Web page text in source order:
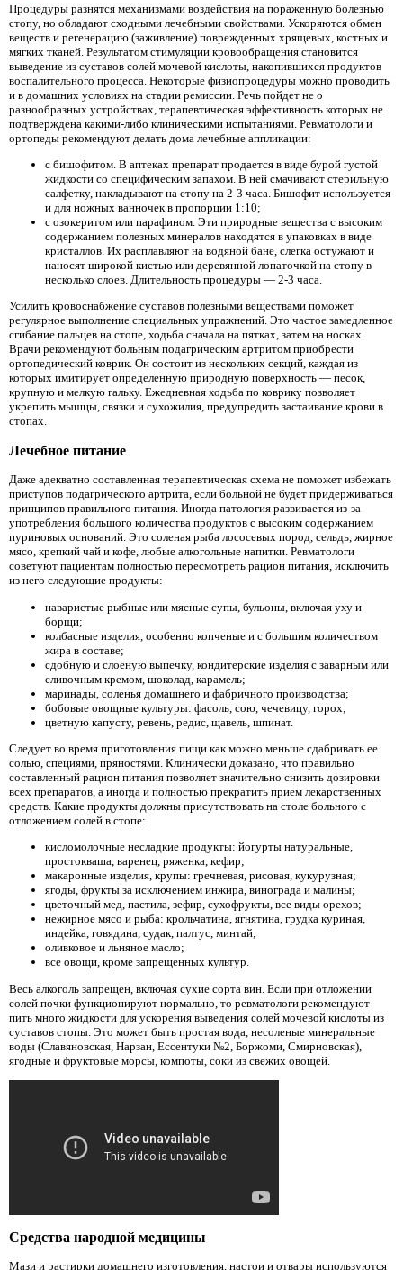
Процедуры разнятся механизмами воздействия на пораженную болезнью
стопу, но обладают сходными лечебными свойствами. Ускоряются обмен
веществ и регенерацию (заживление) поврежденных хрящевых, костных и
мягких тканей. Результатом стимуляции кровообращения становится
выведение из суставов солей мочевой кислоты, накопившихся продуктов
воспалительного процесса. Некоторые физиопроцедуры можно проводить
и в домашних условиях на стадии ремиссии. Речь пойдет не о
разнообразных устройствах, терапевтическая эффективность которых не
подтверждена какими-либо клиническими испытаниями. Ревматологи и
ортопеды рекомендуют делать дома лечебные аппликации:
с бишофитом. В аптеках препарат продается в виде бурой густой
жидкости со специфическим запахом. В ней смачивают стерильную
салфетку, накладывают на стопу на 2-3 часа. Бишофит используется
и для ножных ванночек в пропорции 1:10;
с озокеритом или парафином. Эти природные вещества с высоким
содержанием полезных минералов находятся в упаковках в виде
кристаллов. Их расплавляют на водяной бане, слегка остужают и
наносят широкой кистью или деревянной лопаточкой на стопу в
несколько слоев. Длительность процедуры — 2-3 часа.
Усилить кровоснабжение суставов полезными веществами поможет
регулярное выполнение специальных упражнений. Это частое замедленное
сгибание пальцев на стопе, ходьба сначала на пятках, затем на носках.
Врачи рекомендуют больным подагрическим артритом приобрести
ортопедический коврик. Он состоит из нескольких секций, каждая из
которых имитирует определенную природную поверхность — песок,
крупную и мелкую гальку. Ежедневная ходьба по коврику позволяет
укрепить мышцы, связки и сухожилия, предупредить застаивание крови в
стопах.
Лечебное питание
Даже адекватно составленная терапевтическая схема не поможет избежать
приступов подагрического артрита, если больной не будет придерживаться
принципов правильного питания. Иногда патология развивается из-за
употребления большого количества продуктов с высоким содержанием
пуриновых оснований. Это соленая рыба лососевых пород, сельдь, жирное
мясо, крепкий чай и кофе, любые алкогольные напитки. Ревматологи
советуют пациентам полностью пересмотреть рацион питания, исключить
из него следующие продукты:
наваристые рыбные или мясные супы, бульоны, включая уху и
борщи;
колбасные изделия, особенно копченые и с большим количеством
жира в составе;
сдобную и слоеную выпечку, кондитерские изделия с заварным или
сливочным кремом, шоколад, карамель;
маринады, соленья домашнего и фабричного производства;
бобовые овощные культуры: фасоль, сою, чечевицу, горох;
цветную капусту, ревень, редис, щавель, шпинат.
Следует во время приготовления пищи как можно меньше сдабривать ее
солью, специями, пряностями. Клинически доказано, что правильно
составленный рацион питания позволяет значительно снизить дозировки
всех препаратов, а иногда и полностью прекратить прием лекарственных
средств. Какие продукты должны присутствовать на столе больного с
отложением солей в стопе:
кисломолочные несладкие продукты: йогурты натуральные,
простокваша, варенец, ряженка, кефир;
макаронные изделия, крупы: гречневая, рисовая, кукурузная;
ягоды, фрукты за исключением инжира, винограда и малины;
цветочный мед, пастила, зефир, сухофрукты, все виды орехов;
нежирное мясо и рыба: крольчатина, ягнятина, грудка куриная,
индейка, говядина, судак, палтус, минтай;
оливковое и льняное масло;
все овощи, кроме запрещенных культур.
Весь алкоголь запрещен, включая сухие сорта вин. Если при отложении
солей почки функционируют нормально, то ревматологи рекомендуют
пить много жидкости для ускорения выведения солей мочевой кислоты из
суставов стопы. Это может быть простая вода, несоленые минеральные
воды (Славяновская, Нарзан, Ессентуки №2, Боржоми, Смирновская),
ягодные и фруктовые морсы, компоты, соки из свежих овощей.
Средства народной медицины
Мази и растирки домашнего изготовления, настои и отвары используются